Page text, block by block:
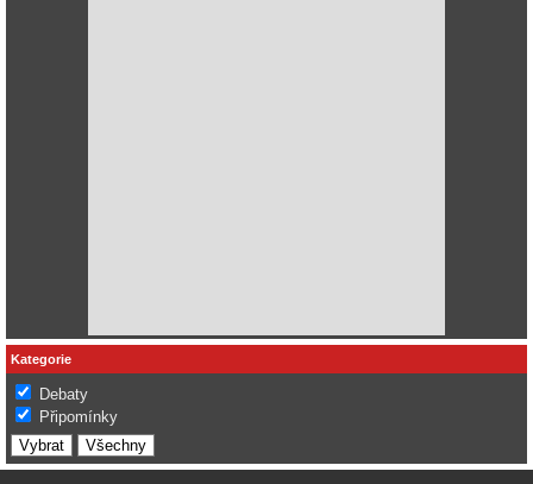
Kategorie
Debaty
Připomínky